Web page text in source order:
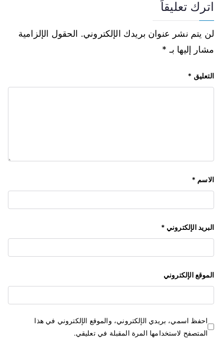
اترك تعليقاً
لن يتم نشر عنوان بريدك الإلكتروني. الحقول الإلزامية
مشار إليها بـ *
التعليق *
الاسم *
البريد الإلكتروني *
الموقع الإلكتروني
احفظ اسمي، بريدي الإلكتروني، والموقع الإلكتروني في هذا
المتصفح لاستخدامها المرة المقبلة في تعليقي.